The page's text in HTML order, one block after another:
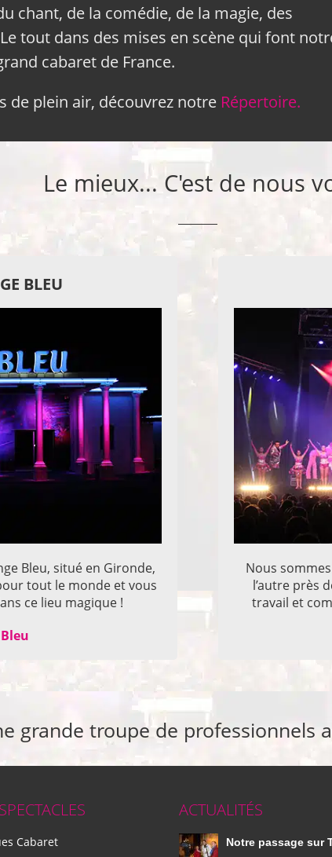
chant, de la comédie, de la magie, des
tout dans des mises en scène qui font
cabaret de France.
de plein air, découvrez notre Répertoire.
Le mieux... C'est de nous
BLEU
Bleu, situé en Gironde,
tout le monde et vous
ce lieu magique !
Nous
l’autre près
travail et
grande troupe de professionnels
Cabaret
ACTUALITÉS
Notre passage sur